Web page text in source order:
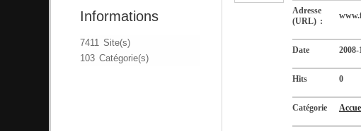
Informations
7411 Site(s)
103 Catégorie(s)
Adresse
(URL) :
Date 2008-
Hits 0
Catégorie